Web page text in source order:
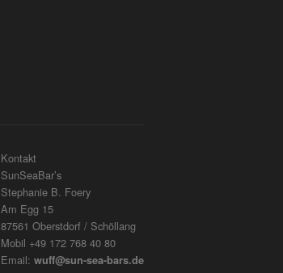
Kontakt
SunSeaBar’s
Stephanie B. Foery
Am Egg 15
87561 Oberstdorf / Schöllang
Mobil +49 172 768 40 80
Email: wuff@sun-sea-bars.de